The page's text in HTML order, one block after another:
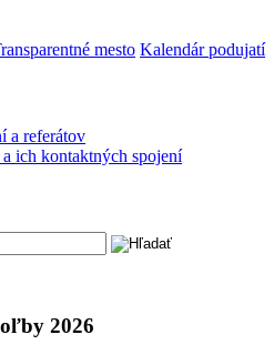
mesto Kalendár podujatí
a referátov
ich kontaktných spojení
2026